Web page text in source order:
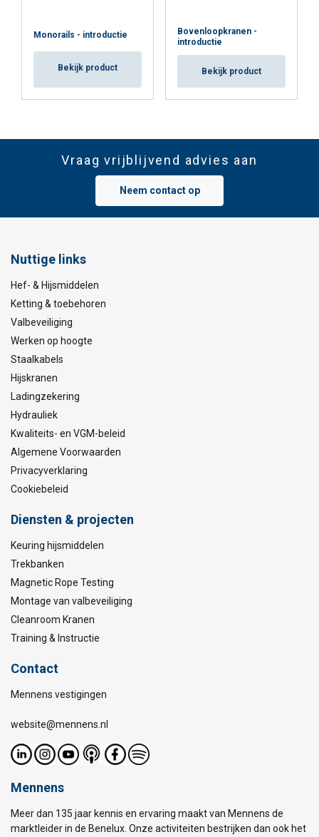
Monorails - introductie
Bekijk product
Bovenloopkranen -
introductie
Bekijk product
Vraag vrijblijvend advies aan
Neem contact op
Nuttige links
Hef- & Hijsmiddelen
Ketting & toebehoren
Valbeveiliging
Werken op hoogte
Staalkabels
Hijskranen
Ladingzekering
Hydrauliek
Kwaliteits- en VGM-beleid
Algemene Voorwaarden
Privacyverklaring
Cookiebeleid
Diensten & projecten
Keuring hijsmiddelen
Trekbanken
Magnetic Rope Testing
Montage van valbeveiliging
Cleanroom Kranen
Training & Instructie
Contact
Mennens vestigingen
website@mennens.nl
Mennens
Meer dan 135 jaar kennis en ervaring maakt van Mennens de
marktleider in de Benelux. Onze activiteiten bestrijken dan ook het